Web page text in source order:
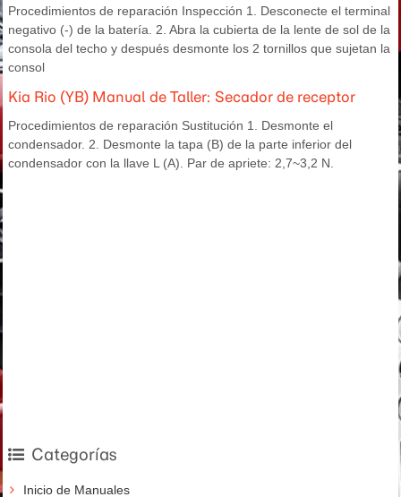
Procedimientos de reparación Inspección 1. Desconecte el terminal
negativo (-) de la batería. 2. Abra la cubierta de la lente de sol de la
consola del techo y después desmonte los 2 tornillos que sujetan la
consol
Kia Rio (YB) Manual de Taller: Secador de receptor
Procedimientos de reparación Sustitución 1. Desmonte el
condensador. 2. Desmonte la tapa (B) de la parte inferior del
condensador con la llave L (A). Par de apriete: 2,7~3,2 N.
Categorías
Inicio de Manuales